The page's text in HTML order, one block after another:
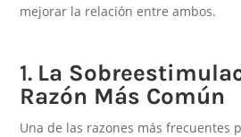
mejorar la relación entre ambos.
1. La
Razón Más Común
Una de las razones más frecuentes